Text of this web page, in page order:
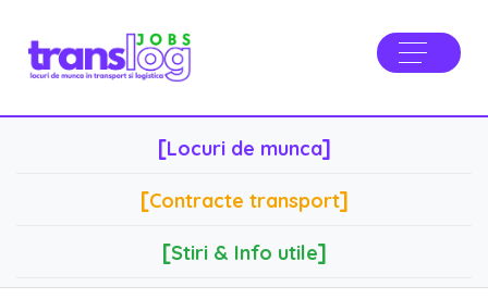
[Locuri de munca]
[Contracte transport]
[Stiri & Info utile]